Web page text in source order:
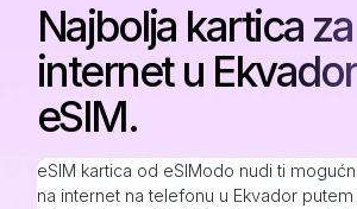
Najbolja kartica za
internet u
eSIM.
eSIM kartica od eSIModo nudi ti
na internet na telefonu u Ekvador putem